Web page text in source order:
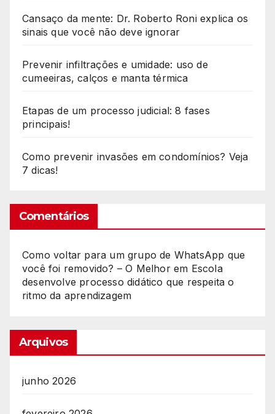
Cansaço da mente: Dr. Roberto Roni explica os
sinais que você não deve ignorar
Prevenir infiltrações e umidade: uso de
cumeeiras, calços e manta térmica
Etapas de um processo judicial: 8 fases
principais!
Como prevenir invasões em condomínios? Veja
7 dicas!
Comentários
Como voltar para um grupo de WhatsApp que
você foi removido? – O Melhorem Escola
desenvolve processo didático que respeita o
ritmo da aprendizagem
Arquivos
junho 2026